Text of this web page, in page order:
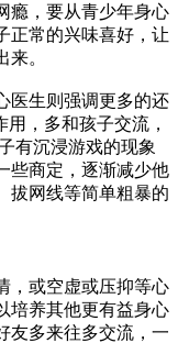
，要从青少年身心
正常的兴味喜好，让
。
生则强调更多的还
，多和孩子交流，
有沉浸游戏的现象
些商定，逐渐减少他
拔网线等简单粗暴的
，或空虚或压抑等心
培养其他更有益身心
友多来往多交流，一